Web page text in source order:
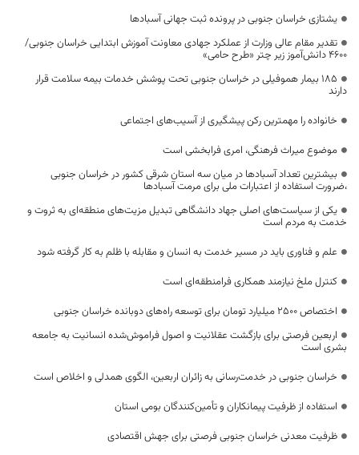
یشتازی خراسان جنوبی در پرونده ثبت جهانی آسبادها
تقدیر مقام عالی وزارت از عملکرد جهادی معاونت آموزش ابتدایی خراسان جنوبی/
۴۶۰۰ دانش‌آموز زیر چتر «طرح حامی»
۱۸۵ بیمار هموفیلی در خراسان جنوبی تحت پوشش خدمات بیمه سلامت قرار
دارند
خانواده را مهمترین رکن پیشگیری از آسیب‌های اجتماعی
موضوع میراث فرهنگی، امری فرابخشی است
بیشترین تعداد آسبادها در میان سه استان شرقی کشور در خراسان جنوبی
،ضرورت استفاده از اعتبارات ملی برای مرمت آسبادها
یکی از سیاست‌های اصلی جهاد دانشگاهی تبدیل مزیت‌های منطقه‌ای به ثروت و
خدمت به مردم است
علم و فناوری باید در مسیر خدمت به انسان و مقابله با ظلم به کار گرفته شود
کنترل ملخ نیازمند همکاری فرامنطقه‌ای است
اختصاص 2500 میلیارد تومان برای توسعه راه‌های دوبانده خراسان جنوبی
اربعین فرصتی برای بازگشت عقلانیت و اصول فراموش‌شده انسانیت به جامعه
بشری است
خراسان جنوبی در خدمت‌رسانی به زائران اربعین، الگوی همدلی و اخلاص است
استفاده از ظرفیت پیمانکاران و تأمین‌کنندگان بومی استان
ظرفیت معدنی خراسان جنوبی فرصتی برای جهش اقتصادی